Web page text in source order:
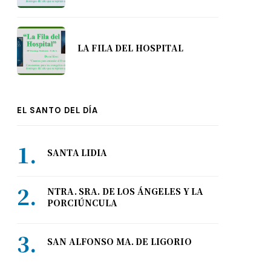
LA FILA DEL HOSPITAL
EL SANTO DEL DÍA
SANTA LIDIA
NTRA. SRA. DE LOS ÁNGELES Y LA
PORCIÚNCULA
SAN ALFONSO MA. DE LIGORIO